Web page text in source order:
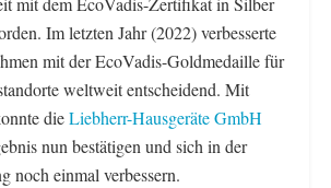
Im letzten Jahr (2022) verbesserte
mit der EcoVadis-Goldmedaille für
weltweit entscheidend. Mit
dieLiebherr-Hausgeräte GmbH
nun bestätigen und sich in der
noch einmal verbessern.